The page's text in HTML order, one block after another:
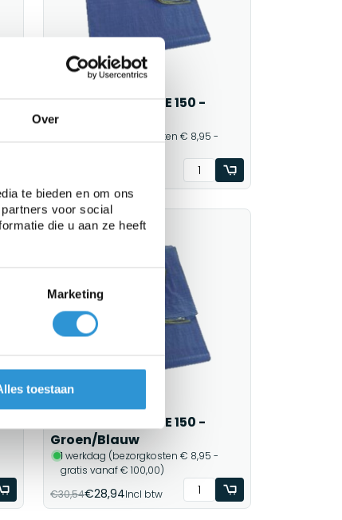
Over
te bieden en om ons
voor social
die u aan ze heeft
Marketing
toestaan
Afdekzeil 6x8m PE 150 -
Groen/Blauw
1 werkdag (bezorgkosten € 8,95 -
Sale
Afdekzeil 4x8m PE 150 -
Groen/Blauw
1 werkdag (bezorgkosten € 8,95 -
gratis vanaf € 100,00)
€30,54€28,94Incl btw